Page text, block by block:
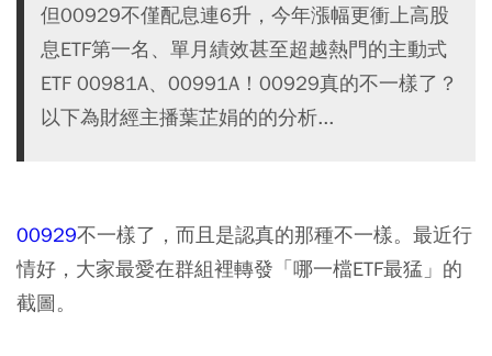
但00929不僅配息連6升，今年漲幅更衝上高股
息ETF第一名、單月績效甚至超越熱門的主動式
ETF 00981A、00991A！00929真的不一樣了？
以下為財經主播葉芷娟的的分析...
00929不一樣了，而且是認真的那種不一樣。最近行
情好，大家最愛在群組裡轉發「哪一檔ETF最猛」的
截圖。